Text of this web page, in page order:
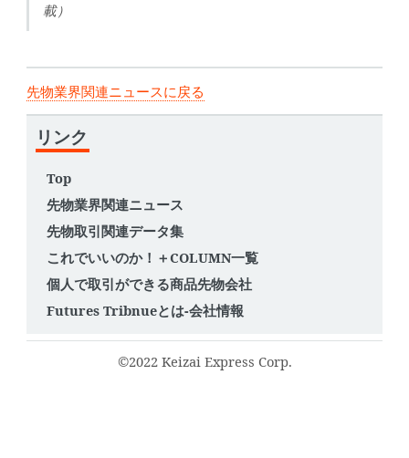
載）
先物業界関連ニュースに戻る
リンク
Top
先物業界関連ニュース
先物取引関連データ集
これでいいのか！＋COLUMN一覧
個人で取引ができる商品先物会社
Futures Tribnueとは-会社情報
©2022 Keizai Express Corp.